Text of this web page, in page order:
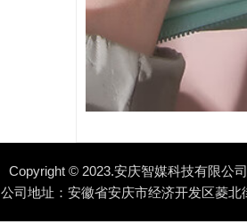
Copyright © 2023.安庆智媒科技有限公
公司地址：安徽省安庆市经济开发区菱